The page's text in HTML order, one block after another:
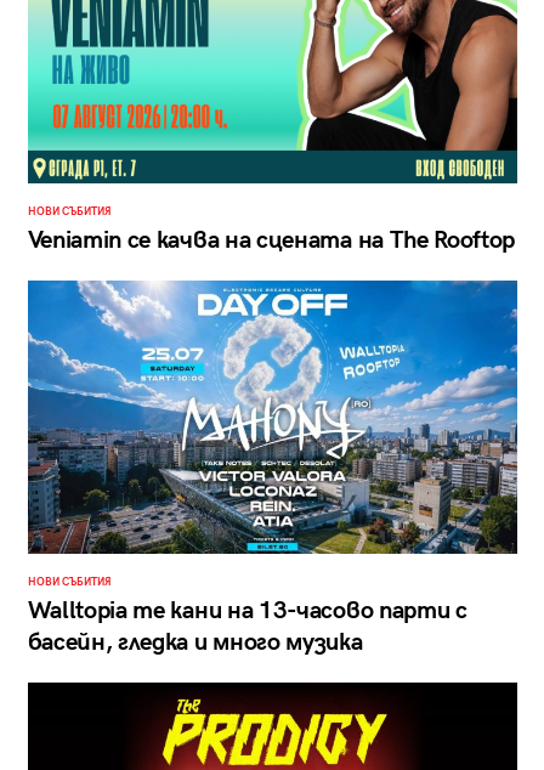
НОВИ СЪБИТИЯ
Veniamin се качва на сцената на The Rooftop
НОВИ СЪБИТИЯ
Walltopia те кани на 13-часово парти с
басейн, гледка и много музика